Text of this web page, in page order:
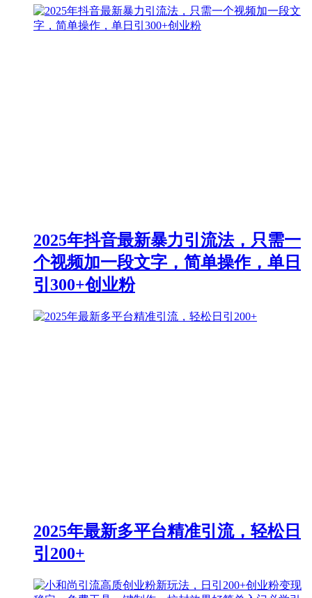
2025年抖音最新暴力引流法，只需一
个视频加一段文字，简单操作，单日
引300+创业粉
2025年最新多平台精准引流，轻松日
引200+